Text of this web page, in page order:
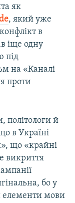
як
, який уже
в
іще одну
під
на «Каналі
проти
політологи й
в Україні
що «крайні
викриття
бо у
елементи мови